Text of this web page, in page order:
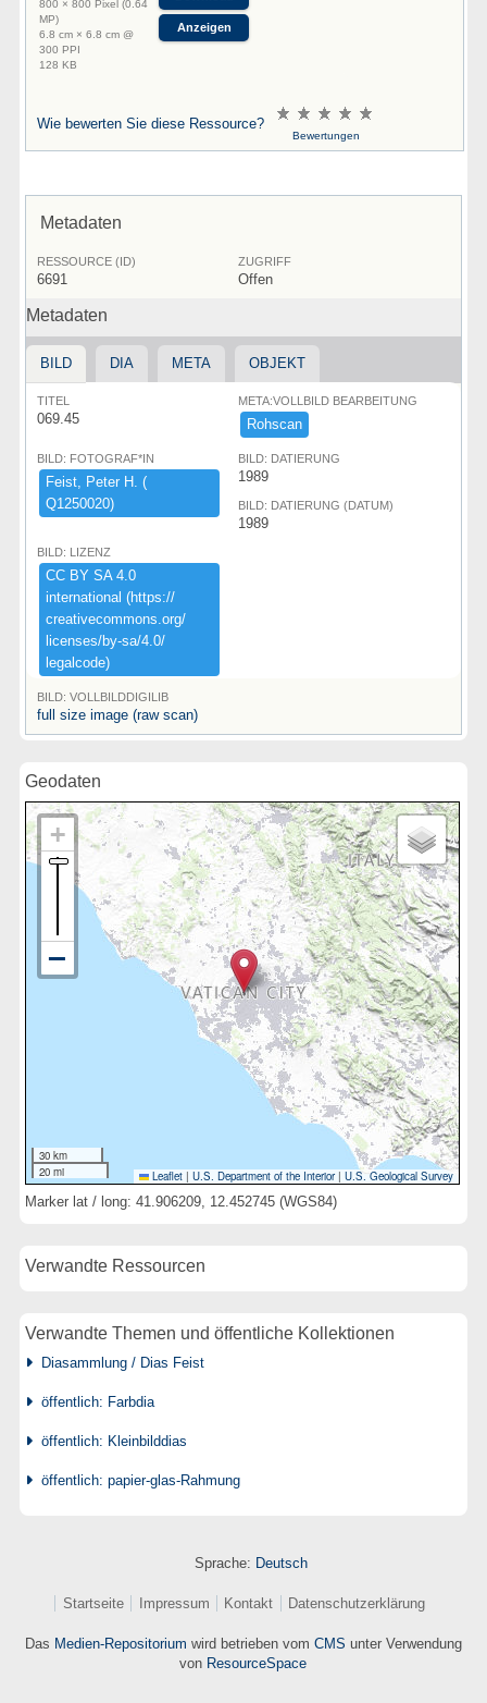
800 × 800 Pixel (0.64
MP)
6.8 cm × 6.8 cm @
300 PPI
128 KB
Anzeigen
Wie bewerten Sie diese Ressource?
Bewertungen
Metadaten
RESSOURCE (ID)
6691
ZUGRIFF
Offen
Metadaten
BILD DIA META OBJEKT
TITEL
069.45
META:VOLLBILD BEARBEITUNG
Rohscan
BILD: FOTOGRAF*IN
Feist,​ ​Peter ​H.​ ​(​
Q1250020)​
BILD: DATIERUNG
1989
BILD: DATIERUNG (DATUM)
1989
BILD: LIZENZ
CC ​BY ​SA ​4.​0 ​
international ​(​https:​/​/​
creativecommons.​org/​
licenses/​by-​sa/​4.​0/​
legalcode)​
BILD: VOLLBILDDIGILIB
full size image (raw scan)
Geodaten
30 km
20 mi
Leaflet | U.S. Department of the Interior|U.S. Geological Survey
Marker lat / long: 41.906209, 12.452745 (WGS84)
Verwandte Ressourcen
Verwandte Themen und öffentliche Kollektionen
Diasammlung / Dias Feist
öffentlich: Farbdia
öffentlich: Kleinbilddias
öffentlich: papier-glas-Rahmung
Sprache: Deutsch
Startseite Impressum Kontakt Datenschutzerklärung
Das Medien-Repositorium wird betrieben vom CMS unter Verwendung
von ResourceSpace